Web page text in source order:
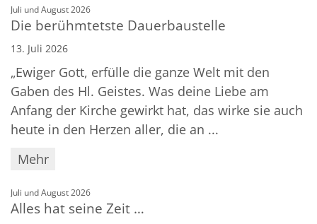
Juli und August 2026:
Die berühmtetste Dauerbaustelle
13. Juli 2026
„Ewiger Gott, erfülle die ganze Welt mit den
Gaben des Hl. Geistes. Was deine Liebe am
Anfang der Kirche gewirkt hat, das wirke sie auch
heute in den Herzen aller, die an ...
Mehr
Juli und August 2026:
Alles hat seine Zeit …